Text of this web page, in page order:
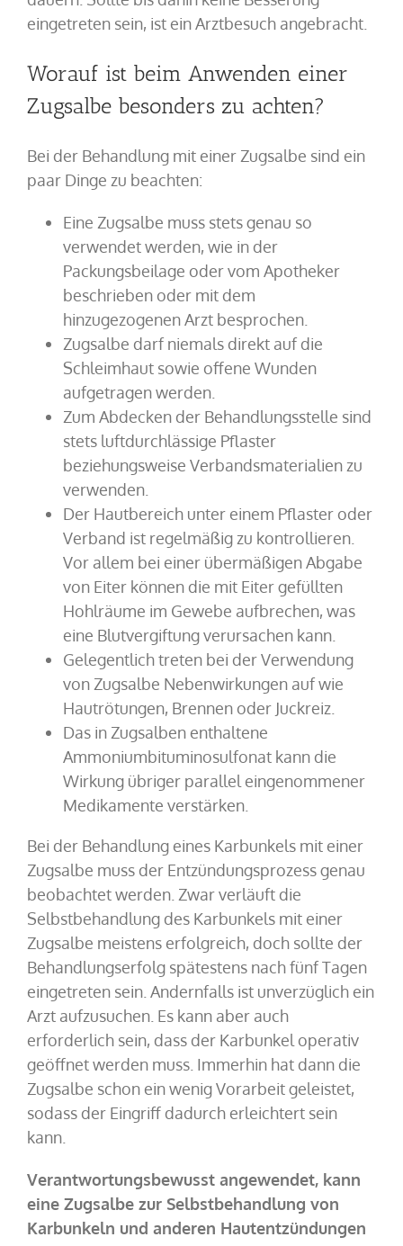
eingetreten sein, ist ein Arztbesuch angebracht.
Worauf ist beim Anwenden einer
Zugsalbe besonders zu achten?
Bei der Behandlung mit einer Zugsalbe sind ein
paar Dinge zu beachten:
Eine Zugsalbe muss stets genau so
verwendet werden, wie in der
Packungsbeilage oder vom Apotheker
beschrieben oder mit dem
hinzugezogenen Arzt besprochen.
Zugsalbe darf niemals direkt auf die
Schleimhaut sowie offene Wunden
aufgetragen werden.
Zum Abdecken der Behandlungsstelle sind
stets luftdurchlässige Pflaster
beziehungsweise Verbandsmaterialien zu
verwenden.
Der Hautbereich unter einem Pflaster oder
Verband ist regelmäßig zu kontrollieren.
Vor allem bei einer übermäßigen Abgabe
von Eiter können die mit Eiter gefüllten
Hohlräume im Gewebe aufbrechen, was
eine Blutvergiftung verursachen kann.
Gelegentlich treten bei der Verwendung
von Zugsalbe Nebenwirkungen auf wie
Hautrötungen, Brennen oder Juckreiz.
Das in Zugsalben enthaltene
Ammoniumbituminosulfonat kann die
Wirkung übriger parallel eingenommener
Medikamente verstärken.
Bei der Behandlung eines Karbunkels mit einer
Zugsalbe muss der Entzündungsprozess genau
beobachtet werden. Zwar verläuft die
Selbstbehandlung des Karbunkels mit einer
Zugsalbe meistens erfolgreich, doch sollte der
Behandlungserfolg spätestens nach fünf Tagen
eingetreten sein. Andernfalls ist unverzüglich ein
Arzt aufzusuchen. Es kann aber auch
erforderlich sein, dass der Karbunkel operativ
geöffnet werden muss. Immerhin hat dann die
Zugsalbe schon ein wenig Vorarbeit geleistet,
sodass der Eingriff dadurch erleichtert sein
kann.
Verantwortungsbewusst angewendet, kann
eine Zugsalbe zur Selbstbehandlung von
Karbunkeln und anderen Hautentzündungen